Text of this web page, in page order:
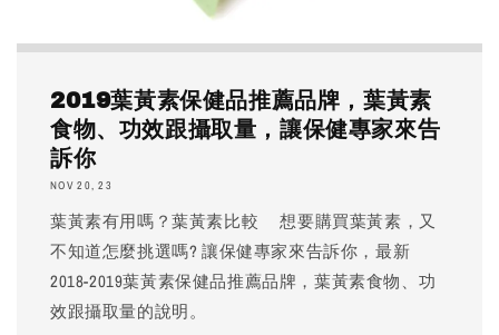
2019葉黃素保健品推薦品牌，葉黃素
食物、功效跟攝取量，讓保健專家來告
訴你
NOV 20, 23
葉黃素有用嗎？葉黃素比較 想要購買葉黃素，又
不知道怎麼挑選嗎? 讓保健專家來告訴你，最新
2018-2019葉黃素保健品推薦品牌，葉黃素食物、功
效跟攝取量的說明。